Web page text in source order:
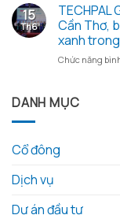
15
Th6
TECHPAL
Cần Thơ,
xanh
Chức năng
DANH MỤC
Cổ đông
Dịch vụ
Dự án đầu tư